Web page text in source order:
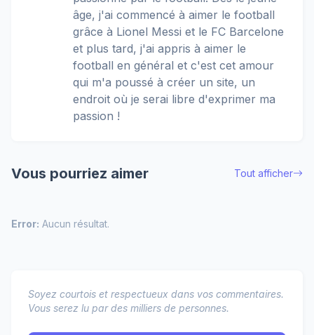
âge, j'ai commencé à aimer le football
grâce à Lionel Messi et le FC Barcelone
et plus tard, j'ai appris à aimer le
football en général et c'est cet amour
qui m'a poussé à créer un site, un
endroit où je serai libre d'exprimer ma
passion !
Vous pourriez aimer Tout afficher
Error: Aucun résultat.
Soyez courtois et respectueux dans vos commentaires.
Vous serez lu par des milliers de personnes.